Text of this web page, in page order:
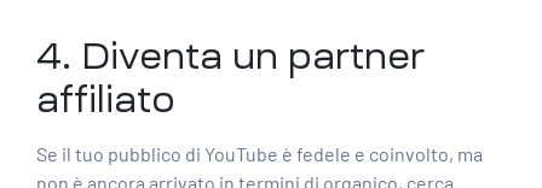
4. Diventa un partner
affiliato
Se il tuo pubblico di YouTube è fedele e coinvolto, ma
non è ancora arrivato in termini di organico, cerca